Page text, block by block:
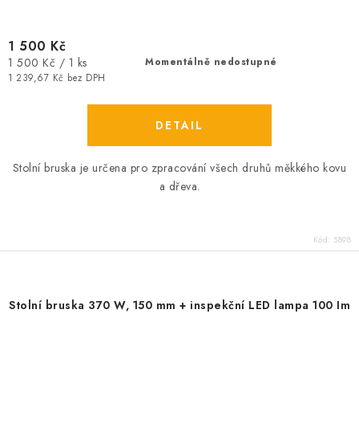
Momentálně nedostupné
1 239,67 Kč bez DPH
1 500 Kč
Měrná
cena:
1 500 Kč / 1 ks
Stolní bruska je určena pro zpracování všech druhů měkkého kovu
a dřeva.
Kód: 5898
Stolní bruska 370 W, 150 mm + inspekční LED lampa 100 Im